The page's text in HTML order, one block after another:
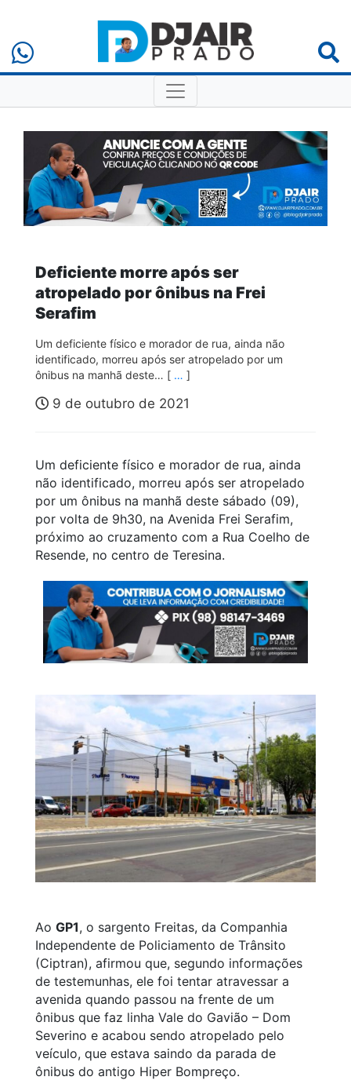
Deficiente morre após ser
atropelado por ônibus na Frei
Serafim
Um deficiente físico e morador de rua, ainda não
identificado, morreu após ser atropelado por um
ônibus na manhã deste… [ … ]
9 de outubro de 2021
Um deficiente físico e morador de rua, ainda
não identificado, morreu após ser atropelado
por um ônibus na manhã deste sábado (09),
por volta de 9h30, na Avenida Frei Serafim,
próximo ao cruzamento com a Rua Coelho de
Resende, no centro de Teresina.
Ao GP1, o sargento Freitas, da Companhia
Independente de Policiamento de Trânsito
(Ciptran), afirmou que, segundo informações
de testemunhas, ele foi tentar atravessar a
avenida quando passou na frente de um
ônibus que faz linha Vale do Gavião – Dom
Severino e acabou sendo atropelado pelo
veículo, que estava saindo da parada de
ônibus do antigo Hiper Bompreço.